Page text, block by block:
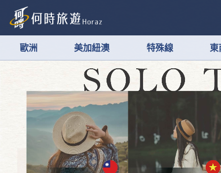
歐洲 美加紐澳 特殊線 東